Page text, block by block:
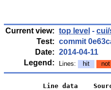
Current view: top level -
Test: commit
Date: 2014-04-11
Legend:
Lines: hit
Line data